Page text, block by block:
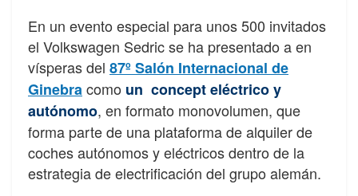
En un evento especial para unos 500 invitados
el Volkswagen Sedric se ha presentado a en
vísperas del 87º Salón Internacional de
Ginebracomo un concept eléctrico y
autónomo, en formato monovolumen, que
forma parte de una plataforma de alquiler de
coches autónomos y eléctricos dentro de la
estrategia de electrificación del grupo alemán.